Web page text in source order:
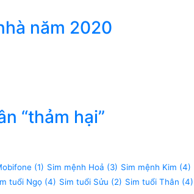
năm 2020
“thảm hại”
(1) Sim mệnh Hoả (3) Sim mệnh Kim (4)
tuổi Ngọ (4) Sim tuổi Sửu (2) Sim tuổi Thân (4)